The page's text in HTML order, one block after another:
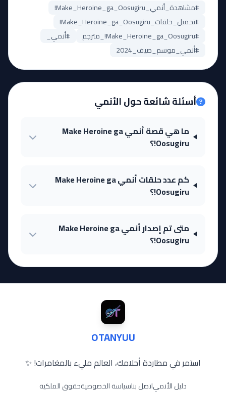
#مشاهدة_أنمي_Make_Heroine_ga_Oosugiru!
#تحميل_حلقات_Make_Heroine_ga_Oosugiru!
#Make_Heroine_ga_Oosugiru!_مترجم
#أنمي_
#أنمي_موسم_صيف_2024
أسئلة شائعة حول الأنمي
ما هي قصة أنمي Make Heroine ga
Oosugiru!؟
كم عدد حلقات أنمي Make Heroine ga
Oosugiru!؟
متى تم إصدار أنمي Make Heroine ga
Oosugiru!؟
OTANYUU
استمر في مطاردة أحلامك، العالم مليء بالمغامرات! ✨
دليل الأنمياتصل بناسياسة الخصوصيةحقوق الملكية